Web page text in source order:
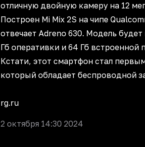
отличную двойную камеру на 12
Построен Mi Mix 2S на чипе
отвечает Adreno 630. Модель
Гб оперативки и 64 Гб встроенной
Кстати, этот смартфон стал
который обладает беспроводной
rg.ru
2 октября 14:30 2024